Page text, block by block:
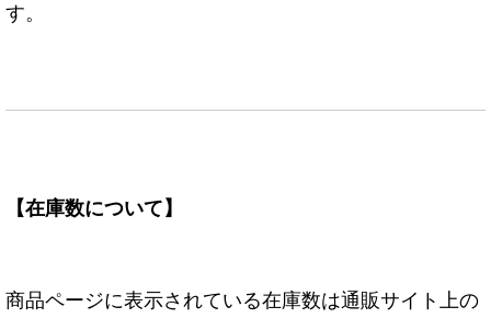
す。
【在庫数について】
商品ページに表示されている在庫数は通販サイト上の